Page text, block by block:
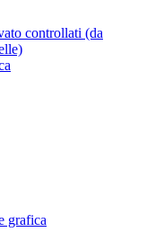
controllati (da
grafica